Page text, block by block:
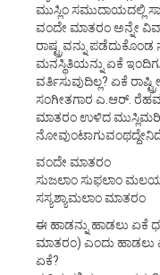
ಮುಸ್ಲಿಂ ಸಮುದಾಯದಲ್ಲಿ
ವಂದೇ ಮಾತರಂ ಅನ್ನೇ
ರಾಷ್ಟ್ರವನ್ನು
ಮನಸ್ಥಿತಿಯನ್ನು ಏಕೆ
ವರ್ತಿಸುವುದಿಲ್ಲ? ಏಕೆ
ಸಂಗೀತಗಾರ ಎ.ಆರ್.
ಮಾತರಂ ಉಳಿದ
ವಂದೇ ಮಾತರಂ
ಸುಜಲಾಂ ಸುಫಲಾಂ
ಸಸ್ಯಶ್ಯಾಮಲಾಂ ಮಾತರಂ
ಈ ಹಾಡನ್ನು ಹಾಡಲು ಏಕೆ
ಮಾತರಂ) ಎಂದು ಹಾಡಲು
ಏಕೆ?